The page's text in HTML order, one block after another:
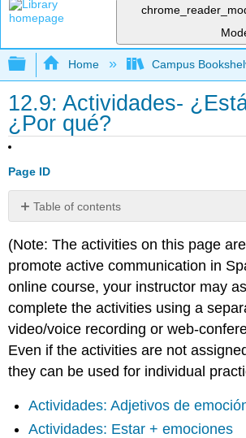
Expand/collapse global
Home Campus
12.9: Actividades-
¿Por qué?
Page ID
Table of contents
Actividades:
Adjetivos
de
y
condición
A.
Emociones
condiciones
(Note: The activities on this page
promote active communication in
online course, your instructor may
complete the activities using a
video/voice recording or web-
Even if the activities are not
they can be used for individual
Actividades: Adjetivos de
Actividades: Estar + emociones